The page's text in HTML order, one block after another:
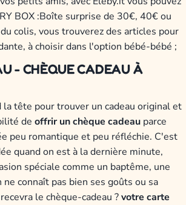
BOX :Boîte surprise de 30€, 40€ ou
colis, vous trouverez des articles pour
à choisir dans l'option bébé-bébé ;
- CHÈQUE CADEAU À
la tête pour trouver un cadeau original et
de offrir un chèque cadeau parce
peu romantique et peu réfléchie. C'est
quand on est à la dernière minute,
spéciale comme un baptême, une
ne connaît pas bien ses goûts ou sa
le chèque-cadeau ?votre carte